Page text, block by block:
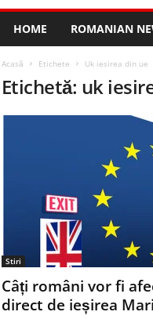
HOME ROMANIAN
Acasă Etichete Uk iesirea din ue
Etichetă: uk
Stiri
Câți români vor fi
direct de ieșirea